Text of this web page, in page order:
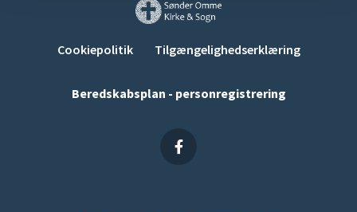
Cookiepolitik Tilgængelighedserklæring
Beredskabsplan - personregistrering